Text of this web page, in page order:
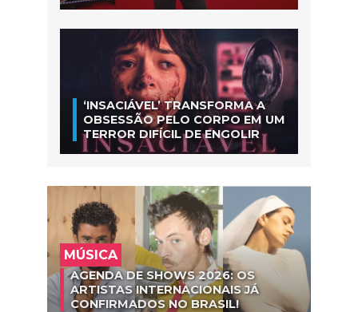
‘INSACIÁVEL’ TRANSFORMA A
OBSESSÃO PELO CORPO EM UM
TERROR DIFÍCIL DE ENGOLIR
MÚSICA
AGENDA DE SHOWS 2026: OS
ARTISTAS INTERNACIONAIS JÁ
CONFIRMADOS NO BRASIL!